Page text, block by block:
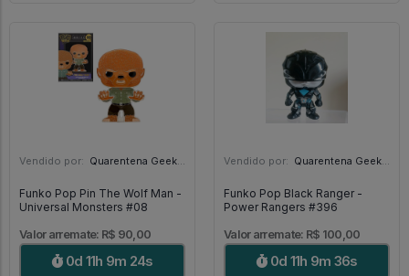
Vendido por: Quarentena Geek Store - SP
Funko Pop Pin The Wolf Man -
Universal Monsters #08
Valor arremate: R$ 90,00
0d 11h 9m 22s
Vendido por: Quarentena Geek Store - SP
Funko Pop Black Ranger -
Power Rangers #396
Valor arremate: R$ 100,00
0d 11h 9m 34s